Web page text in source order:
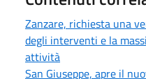
Zanzare, richiesta una
degli interventi e la
attività
San Giuseppe, apre il